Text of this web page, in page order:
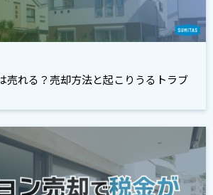
売れる？売却方法と起こりうるトラブ